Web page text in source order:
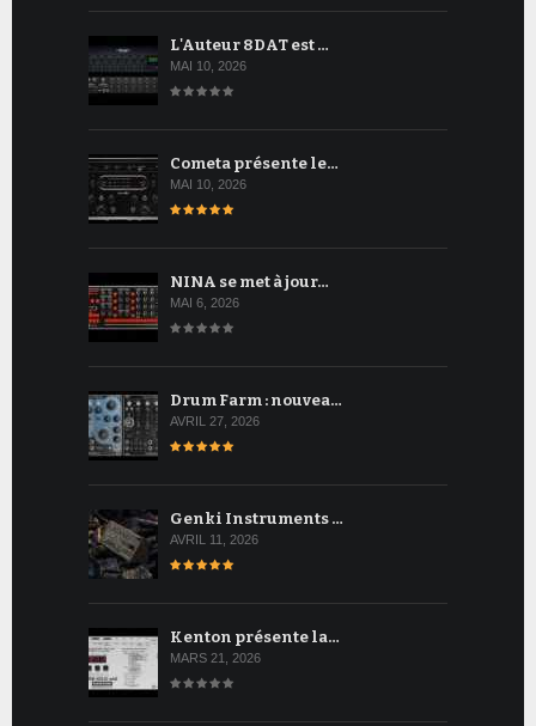
L'Auteur 8DAT est …
MAI 10, 2026
Cometa présente le…
MAI 10, 2026
NINA se met à jour…
MAI 6, 2026
Drum Farm : nouvea…
AVRIL 27, 2026
Genki Instruments …
AVRIL 11, 2026
Kenton présente la…
MARS 21, 2026